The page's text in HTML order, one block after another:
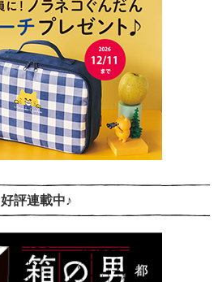
好評連載中♪